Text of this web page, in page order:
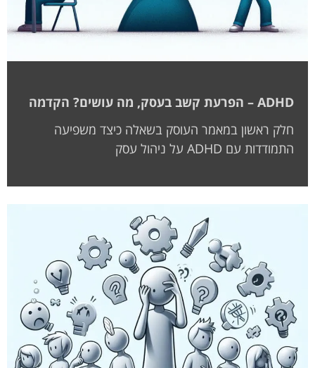
ADHD – הפרעת קשב בעסק, מה עושים? הקדמה
חלק ראשון במאמר העוסק בשאלה כיצד משפיעה
התמודדות עם ADHD על ניהול עסק